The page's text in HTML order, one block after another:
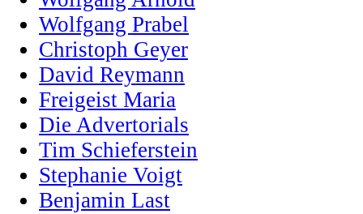
Wolfgang Prabel
Christoph Geyer
David Reymann
Freigeist Maria
Die Advertorials
Tim Schieferstein
Stephanie Voigt
Benjamin Last